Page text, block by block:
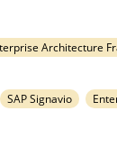
Architecture
SAP Signavio